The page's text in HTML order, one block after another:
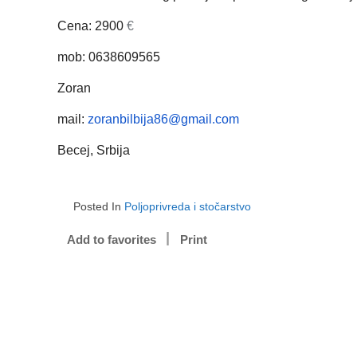
Cena: 2900 €
mob: 0638609565
Zoran
mail: zoranbilbija86@gmail.com
Becej, Srbija
Posted In Poljoprivreda i stočarstvo
Add to favorites Print